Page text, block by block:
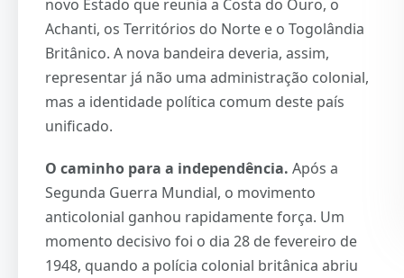
novo Estado que reunia a Costa do Ouro, o
Achanti, os Territórios do Norte e o Togolândia
Britânico. A nova bandeira deveria, assim,
representar já não uma administração colonial,
mas a identidade política comum deste país
unificado.
O caminho para a independência. Após a
Segunda Guerra Mundial, o movimento
anticolonial ganhou rapidamente força. Um
momento decisivo foi o dia 28 de fevereiro de
1948, quando a polícia colonial britânica abriu